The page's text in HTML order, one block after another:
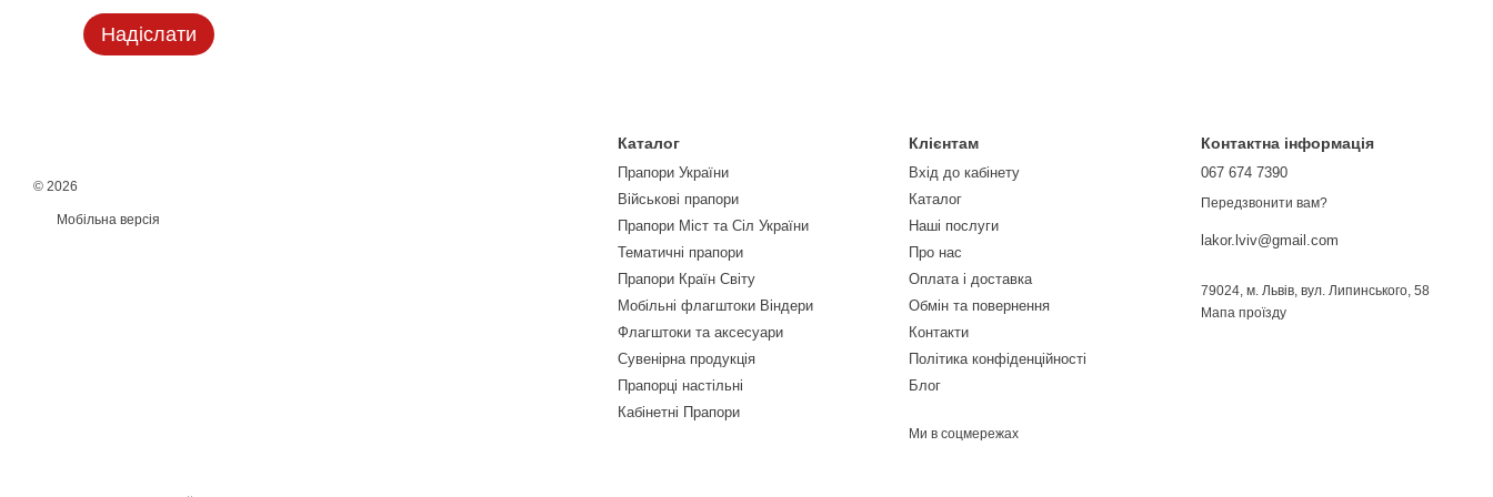
Надіслати
© 2026
Мобільна версія
Каталог
Прапори України
Військові прапори
Прапори Міст та Сіл України
Тематичні прапори
Прапори Країн Світу
Мобільні флагштоки Віндери
Флагштоки та аксесуари
Сувенірна продукція
Прапорці настільні
Кабінетні Прапори
Клієнтам
Вхід до кабінету
Каталог
Наші послуги
Про нас
Оплата і доставка
Обмін та повернення
Контакти
Політика конфіденційності
Блог
Ми в соцмережах
Контактна інформація
067 674 7390
Передзвонити вам?
lakor.lviv@gmail.com
79024, м. Львів, вул. Липинського, 58
Мапа проїзду